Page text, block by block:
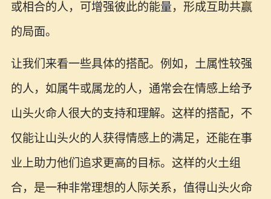
或相合的人，可增强彼此的能量，形成互助共赢
的局面。
让我们来看一些具体的搭配。例如，土属性较强
的人，如属牛或属龙的人，通常会在情感上给予
山头火命人很大的支持和理解。这样的搭配，不
仅能让山头火的人获得情感上的满足，还能在事
业上助力他们追求更高的目标。这样的火土组
合，是一种非常理想的人际关系，值得山头火命